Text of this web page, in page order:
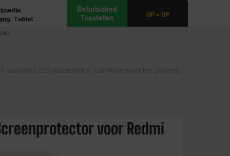
OP = OP
Refurbished
Toestellen
Tablet
5G
waarvan 0,02% maandelijkse kaartkosten van het geleende
voor Redmi